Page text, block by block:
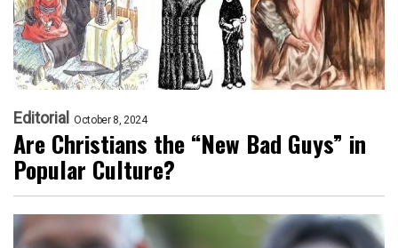
Editorial October 8, 2024
Are Christians the “New Bad Guys” in
Popular Culture?